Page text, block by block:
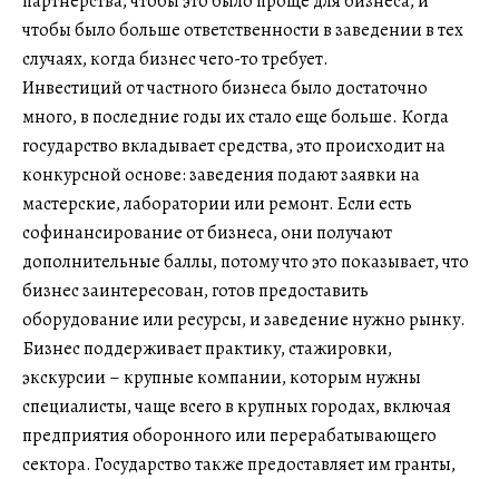
чтобы было больше ответственности в заведении в тех
случаях, когда бизнес чего-то требует.
Инвестиций от частного бизнеса было достаточно
много, в последние годы их стало еще больше. Когда
государство вкладывает средства, это происходит на
конкурсной основе: заведения подают заявки на
мастерские, лаборатории или ремонт. Если есть
софинансирование от бизнеса, они получают
дополнительные баллы, потому что это показывает, что
бизнес заинтересован, готов предоставить
оборудование или ресурсы, и заведение нужно рынку.
Бизнес поддерживает практику, стажировки,
экскурсии – крупные компании, которым нужны
специалисты, чаще всего в крупных городах, включая
предприятия оборонного или перерабатывающего
сектора. Государство также предоставляет им гранты,